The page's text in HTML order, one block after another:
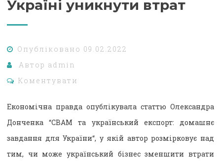
Україні уникнути втрат
Опубліковано 09.02.2022
Автор admin
Коментувати
Економічна правда опублікувала статтю Олександра
Донченка “СВАМ та український експорт: домашнє
завдання для України“, у якій автор розмірковує над
тим, чи може український бізнес зменшити втрати